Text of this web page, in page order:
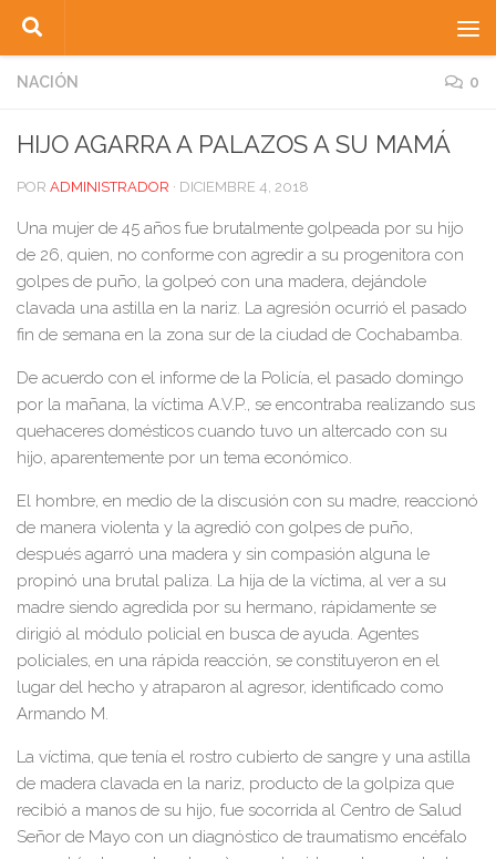
Saltar al contenido
NACIÓN 0
HIJO AGARRA A PALAZOS A SU MAMÁ
POR ADMINISTRADOR · DICIEMBRE 4, 2018
Una mujer de 45 años fue brutalmente golpeada por su hijo
de 26, quien, no conforme con agredir a su progenitora con
golpes de puño, la golpeó con una madera, dejándole
clavada una astilla en la nariz. La agresión ocurrió el pasado
fin de semana en la zona sur de la ciudad de Cochabamba.
De acuerdo con el informe de la Policía, el pasado domingo
por la mañana, la víctima A.V.P., se encontraba realizando sus
quehaceres domésticos cuando tuvo un altercado con su
hijo, aparentemente por un tema económico.
El hombre, en medio de la discusión con su madre, reaccionó
de manera violenta y la agredió con golpes de puño,
después agarró una madera y sin compasión alguna le
propinó una brutal paliza. La hija de la víctima, al ver a su
madre siendo agredida por su hermano, rápidamente se
dirigió al módulo policial en busca de ayuda. Agentes
policiales, en una rápida reacción, se constituyeron en el
lugar del hecho y atraparon al agresor, identificado como
Armando M.
La víctima, que tenía el rostro cubierto de sangre y una astilla
de madera clavada en la nariz, producto de la golpiza que
recibió a manos de su hijo, fue socorrida al Centro de Salud
Señor de Mayo con un diagnóstico de traumatismo encéfalo